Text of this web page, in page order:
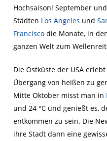
Hochsaison! September
Städten Los Angeles und
Franciscodie Monate, in
ganzen Welt zum
Die Ostküste der USA
Übergang von heißen zu
Mitte Oktober misst man in
und 24 °C und genießt es,
entkommen zu sein. Die
ihre Stadt dann eine